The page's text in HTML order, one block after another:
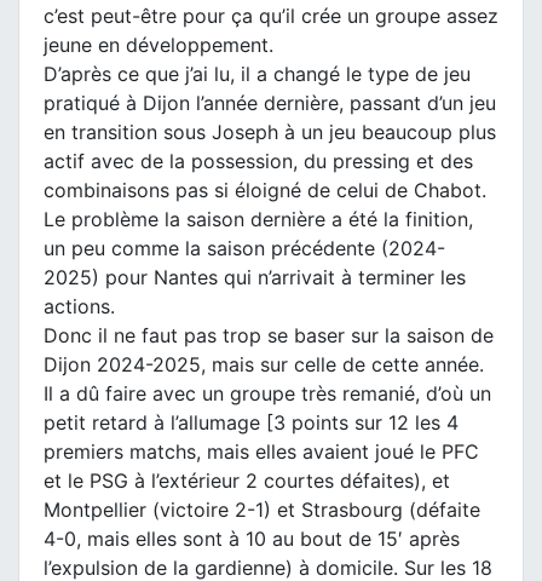
c’est peut-être pour ça qu’il crée un groupe assez
jeune en développement.
D’après ce que j’ai lu, il a changé le type de jeu
pratiqué à Dijon l’année dernière, passant d’un jeu
en transition sous Joseph à un jeu beaucoup plus
actif avec de la possession, du pressing et des
combinaisons pas si éloigné de celui de Chabot.
Le problème la saison dernière a été la finition,
un peu comme la saison précédente (2024-
2025) pour Nantes qui n’arrivait à terminer les
actions.
Donc il ne faut pas trop se baser sur la saison de
Dijon 2024-2025, mais sur celle de cette année.
Il a dû faire avec un groupe très remanié, d’où un
petit retard à l’allumage [3 points sur 12 les 4
premiers matchs, mais elles avaient joué le PFC
et le PSG à l’extérieur 2 courtes défaites), et
Montpellier (victoire 2-1) et Strasbourg (défaite
4-0, mais elles sont à 10 au bout de 15′ après
l’expulsion de la gardienne) à domicile. Sur les 18